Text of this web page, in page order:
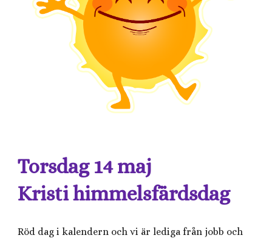
Torsdag 14 maj
Kristi himmelsfärdsdag
Röd dag i kalendern och vi är lediga från jobb och